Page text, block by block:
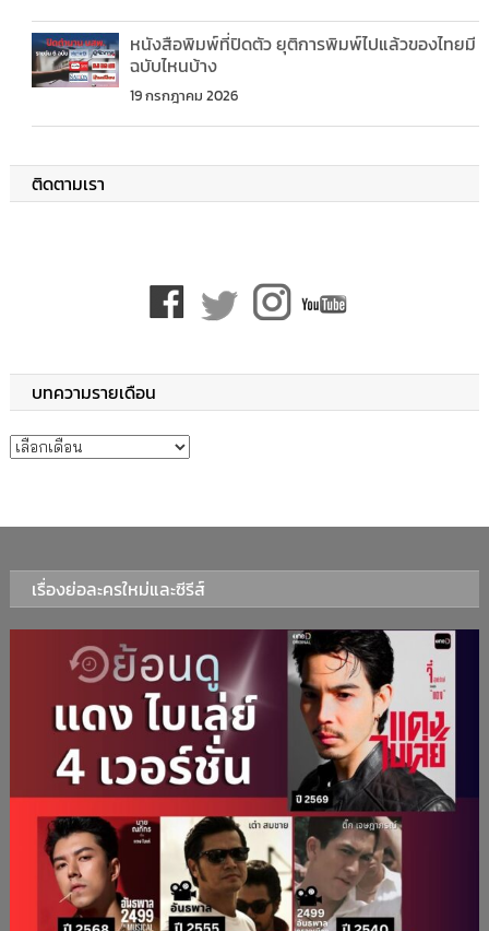
หนังสือพิมพ์ที่ปิดตัว ยุติการพิมพ์ไปแล้วของไทยมี
ฉบับไหนบ้าง
19 กรกฎาคม 2026
ติดตามเรา
บทความรายเดือน
บทความรายเดือน
เรื่องย่อละครใหม่และซีรีส์